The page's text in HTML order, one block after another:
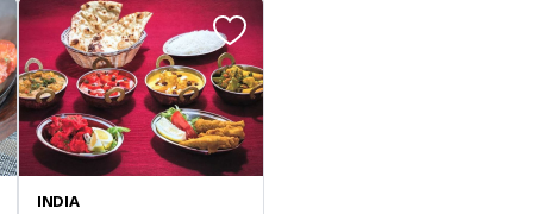
INDIA